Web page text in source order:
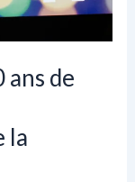
ans de
la